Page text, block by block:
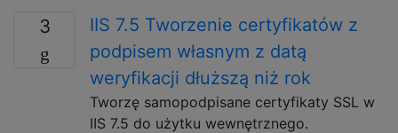
3
IIS 7.5 Tworzenie certyfikatów z
podpisem własnym z datą
weryfikacji dłuższą niż rok
Tworzę samopodpisane certyfikaty SSL w
IIS 7.5 do użytku wewnętrznego.